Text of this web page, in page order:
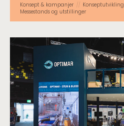
Konsept & kampanjer Konsept­utvikling
Messestands og utstillinger